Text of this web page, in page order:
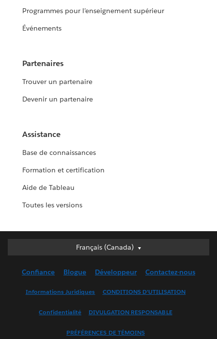
Programmes pour l’enseignement supérieur
Événements
Partenaires
Trouver un partenaire
Devenir un partenaire
Assistance
Base de connaissances
Formation et certification
Aide de Tableau
Toutes les versions
Français (Canada)
Français (Canada)
English (UK)
Français (France)
Confiance Blogue Développeur Contactez-nous
Informations Juridiques CONDITIONS D’UTILISATION
Confidentialité DIVULGATION RESPONSABLE
PRÉFÉRENCES DE TÉMOINS